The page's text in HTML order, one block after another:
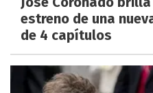
estreno de una
de 4 capítulos